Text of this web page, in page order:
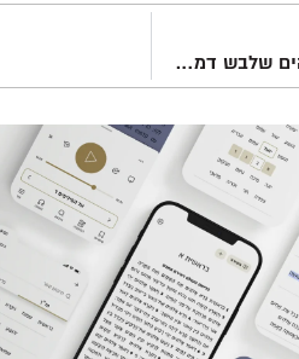
ישוע – רמאי, משוגע או אלוהים שלבש דמות אנוש?